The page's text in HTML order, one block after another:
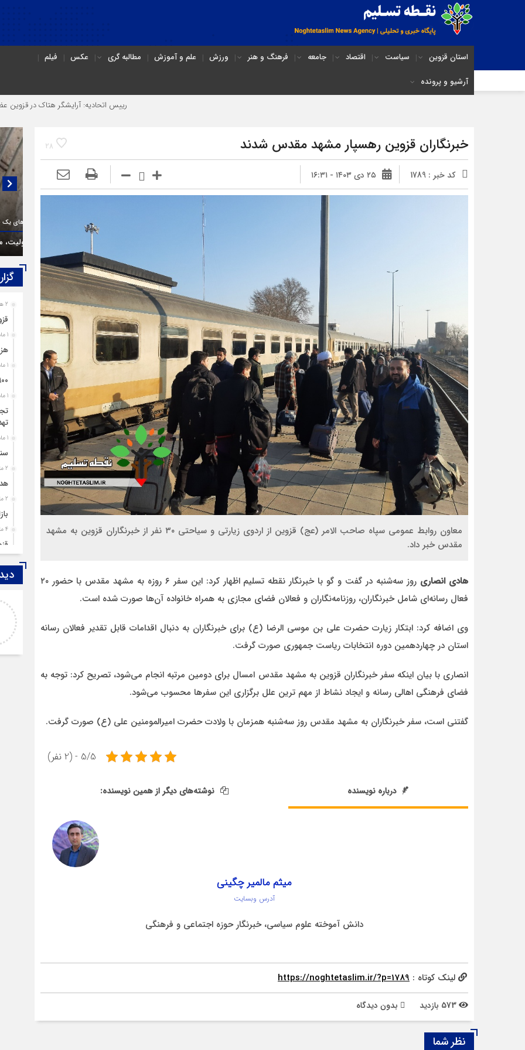
استان قزوین سیاست اقتصاد جامعه فرهنگ و هنر ورزش علم و آموزش مطالبه گری عکس
فیلم
آرشیو و پرونده
رییس اتحادیه: آرایشگر هتاک در قزوین عضو اتحادیه
28 خبرنگاران قزوین رهسپار مشهد مقدس شدند
کد خبر : 1789 ۲۵ دی ۱۴۰۳ - ۱۶:۳۱
معاون روابط عمومی سپاه صاحب الامر (عج) قزوین از اردوی زیارتی و سیاحتی ۳۰ نفر از خبرنگاران قزوین به مشهد
مقدس خبر داد.
هادی انصاری
روز سه‌شنبه در گفت و گو با خبرنگار نقطه تسلیم اظهار کرد: این سفر ۶ روزه به مشهد مقدس با حضور ۲۰
فعال رسانه‌ای شامل خبرنگاران، روزنامه‌نگاران و فعالان فضای مجازی به همراه خانواده آن‌ها صورت شده است.
وی اضافه کرد: ابتکار زیارت حضرت علی بن موسی الرضا (ع) برای خبرنگاران به دنبال اقدامات قابل تقدیر فعالان رسانه
استان در چهاردهمین دوره انتخابات ریاست جمهوری صورت گرفت.
انصاری با بیان اینکه سفر خبرنگاران قزوین به مشهد مقدس امسال برای دومین مرتبه انجام می‌شود، تصریح کرد: توجه به
فضای فرهنگی اهالی رسانه و ایجاد نشاط از مهم ترین علل برگزاری این سفرها محسوب می‌شود.
گفتنی است، سفر خبرنگاران به مشهد مقدس روز سه‌شنبه همزمان با ولادت حضرت امیرالمومنین علی (ع) صورت گرفت.
5/5 - (2 نفر)
درباره نویسنده نوشته‌های دیگر از همین نویسنده:
میثم مالمیر چگینی
آدرس وبسایت
دانش آموخته علوم سیاسی، خبرنگار حوزه اجتماعی و فرهنگی
لینک کوتاه : https://noghtetaslim.ir/?p=1789
بدون دیدگاه
نظر شما
گلایه‌های یک فعال حقوق معلولان در قزوین:
(۳C)
2 هفته قبل
1 ماه قبل
1 ماه قبل
۹۰۰ پرونده برای
1 ماه قبل
1 ماه قبل
2 ماه قبل
2 ماه قبل
4 ماه قبل
قزوین ۱۴۰۴،
اصغر
میدن
احمد
موضوع مدیر و مدیریت اهمیت داده نمیشود.
وقتی هر فردی با هر تحصیلات